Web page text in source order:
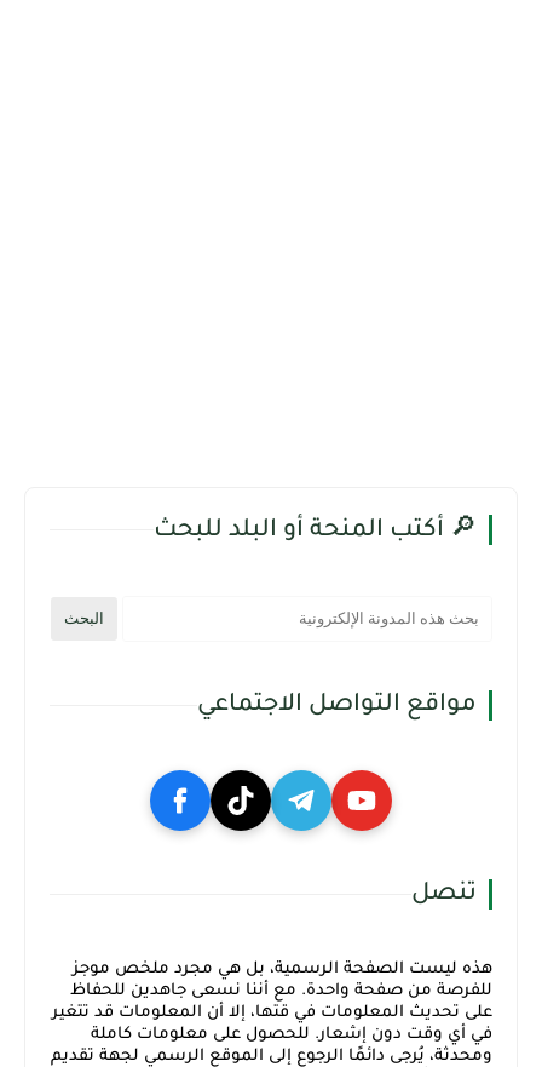
🔎 أكتب المنحة أو البلد للبحث
مواقع التواصل الاجتماعي
تنصل
هذه ليست الصفحة الرسمية، بل هي مجرد ملخص موجز
للفرصة من صفحة واحدة. مع أننا نسعى جاهدين للحفاظ
على تحديث المعلومات في قتها، إلا أن المعلومات قد تتغير
في أي وقت دون إشعار. للحصول على معلومات كاملة
ومحدثة، يُرجى دائمًا الرجوع إلى الموقع الرسمي لجهة تقديم